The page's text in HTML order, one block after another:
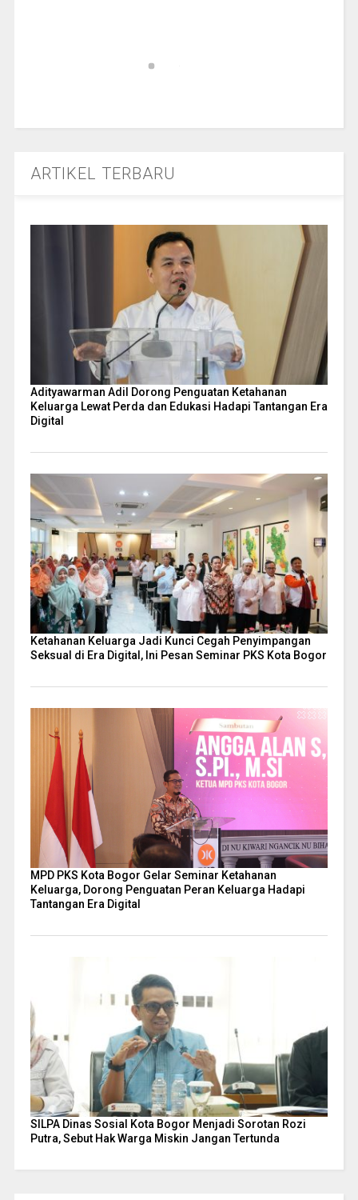
ARTIKEL TERBARU
Adityawarman Adil Dorong Penguatan Ketahanan
Keluarga Lewat Perda dan Edukasi Hadapi Tantangan Era
Digital
Ketahanan Keluarga Jadi Kunci Cegah Penyimpangan
Seksual di Era Digital, Ini Pesan Seminar PKS Kota Bogor
MPD PKS Kota Bogor Gelar Seminar Ketahanan
Keluarga, Dorong Penguatan Peran Keluarga Hadapi
Tantangan Era Digital
SILPA Dinas Sosial Kota Bogor Menjadi Sorotan Rozi
Putra, Sebut Hak Warga Miskin Jangan Tertunda